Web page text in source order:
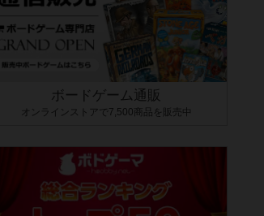
ボードゲーム通販
オンラインストアで7,500商品を販売中